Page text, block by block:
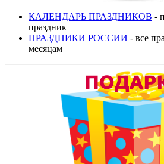
КАЛЕНДАРЬ ПРАЗДНИКОВ -
праздник
ПРАЗДНИКИ РОССИИ - все
месяцам